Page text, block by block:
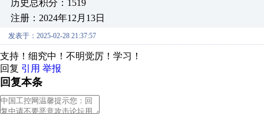
历史总积分：1519
注册：2024年12月13日
发表于：2025-02-28 21:37:57
支持！细究中！不明觉厉！学习！
回复 引用 举报
回复本条